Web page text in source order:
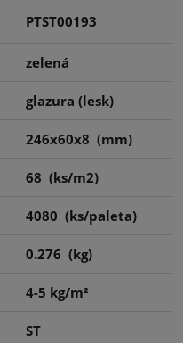
PTST00193
zelená
glazura (lesk)
246x60x8 (mm)
68 (ks/m2)
4080 (ks/paleta)
0.276 (kg)
4-5 kg/m²
ST